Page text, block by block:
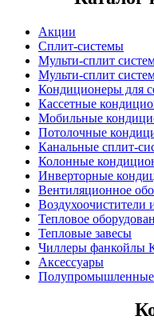
Акции
Сплит-системы
Мульти-сплит
Мульти-сплит
Кондиционеры для
Кассетные
Мобильные
Потолочные
Канальные сплит-
Колонные
Инверторные
Вентиляционное
Воздухоочистители
Тепловое
Тепловые завесы
Чиллеры фанкойлы
Аксессуары